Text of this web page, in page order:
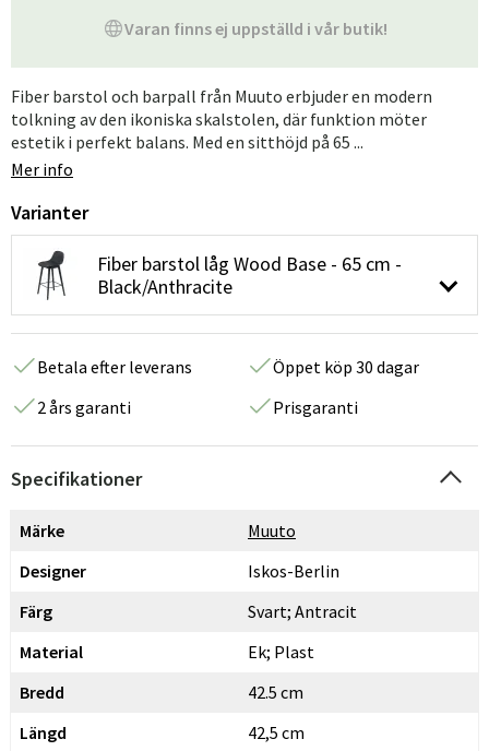
Varan finns ej uppställd i vår butik!
Fiber barstol och barpall från Muuto erbjuder en modern
tolkning av den ikoniska skalstolen, där funktion möter
estetik i perfekt balans. Med en sitthöjd på 65 ...
Mer info
Varianter
Fiber barstol låg Wood Base - 65 cm -
Black/Anthracite
Betala efter leverans
Öppet köp 30 dagar
2 års garanti
Prisgaranti
Specifikationer
Märke
Muuto
Designer
Iskos-Berlin
Färg
Svart; Antracit
Material
Ek; Plast
Bredd
42.5 cm
Längd
42,5 cm